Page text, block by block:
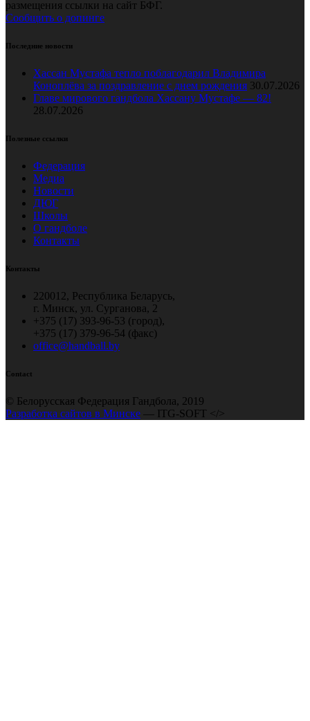
размещения ссылки на сайт БФГ.
Сообщить о допинге
Последние новости
Хассан Мустафа тепло поблагодарил Владимира
Коноплёва за поздравление с днем рождения 30.07.2026
Главе мирового гандбола Хассану Мустафе — 82!
28.07.2026
Полезные ссылки
Федерация
Медиа
Новости
ДЮГ
Школы
О гандболе
Контакты
Контакты
220012, Республика Беларусь,
г. Минск, ул. Сурганова, 2
+375 (17) 393-96-53 (город),
+375 (17) 379-96-54 (факс)
office@handball.by
Contact
© Белорусская Федерация Гандбола, 2019
Разработка сайтов в Минске — ITG-SOFT </>